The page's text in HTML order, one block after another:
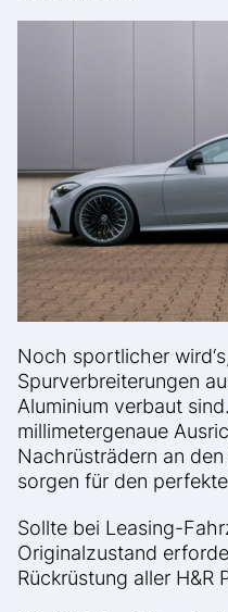
Noch sportlicher
Spurverbreiterungen
Aluminium verbaut
millimetergenaue
Nachrüsträdern an
sorgen für den
Sollte bei Leasing-
Originalzustand
Rückrüstung aller H&R